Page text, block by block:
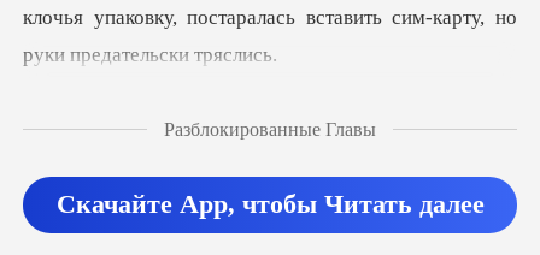
Скачать приложение
клочья упаковку, пост
с женщино
Разблокированные Главы
Скачайте App, чтобы Читать далее